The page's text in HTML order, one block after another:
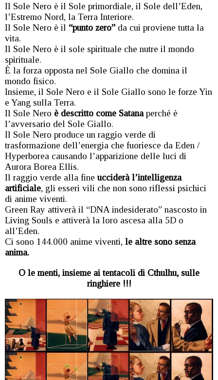
Il Sole Nero è il Sole primordiale, il Sole dell’Eden,
l’Estremo Nord, la Terra Interiore.
Il Sole Nero è il “punto zero” da cui proviene tutta la
vita.
Il Sole Nero è il sole spirituale che nutre il mondo
spirituale.
È la forza opposta nel Sole Giallo che domina il
mondo fisico.
Insieme, il Sole Nero e il Sole Giallo sono le forze Yin
e Yang sulla Terra.
Il Sole Nero è descritto come Satana perché è
l’avversario del Sole Giallo.
Il Sole Nero produce un raggio verde di
trasformazione dell’energia che fuoriesce da Eden /
Hyperborea causando l’apparizione delle luci di
Aurora Borea Ellis.
Il raggio verde alla fine ucciderà l’intelligenza
artificiale, gli esseri vili che non sono riflessi psichici
di anime viventi.
Green Ray attiverà il “DNA indesiderato” nascosto in
Living Souls e attiverà la loro ascesa alla 5D o
all’Eden.
Ci sono 144.000 anime viventi, le altre sono senza
anima.
O le menti, insieme ai tentacoli di Cthulhu, sulle
ringhiere !!!